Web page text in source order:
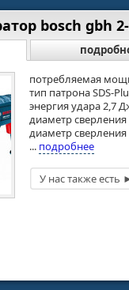
bosch gbh
потребляемая
тип патрона SDS-
энергия удара 2,7
диаметр
диаметр
... подробнее